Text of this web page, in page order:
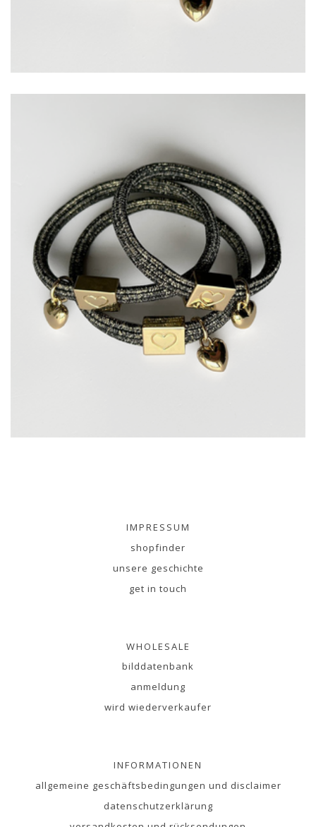
IMPRESSUM
shopfinder
unsere geschichte
get in touch
WHOLESALE
bilddatenbank
anmeldung
wird wiederverkaufer
INFORMATIONEN
allgemeine geschäftsbedingungen und disclaimer
datenschutzerklärung